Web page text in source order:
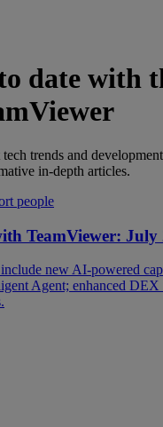
date with
trends and
in-depth articles.
people
TeamViewer: July
new AI-powered
Agent; enhanced DEX